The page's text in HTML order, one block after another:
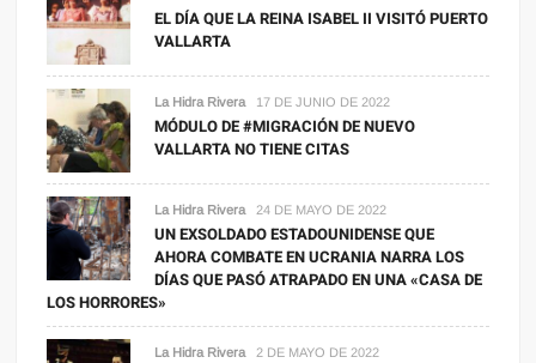
EL DÍA QUE LA REINA ISABEL II VISITÓ PUERTO
VALLARTA
La Hidra Rivera 17 DE JUNIO DE 2022
MÓDULO DE #MIGRACIÓN DE NUEVO
VALLARTA NO TIENE CITAS
La Hidra Rivera 24 DE MAYO DE 2022
UN EXSOLDADO ESTADOUNIDENSE QUE
AHORA COMBATE EN UCRANIA NARRA LOS
DÍAS QUE PASÓ ATRAPADO EN UNA «CASA DE
LOS HORRORES»
La Hidra Rivera 2 DE MAYO DE 2022